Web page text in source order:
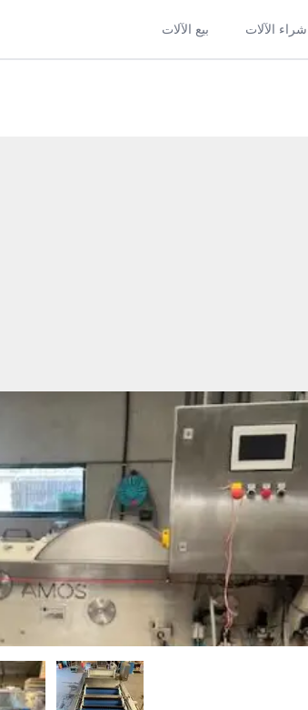
بيع الآلات شراء الآلات